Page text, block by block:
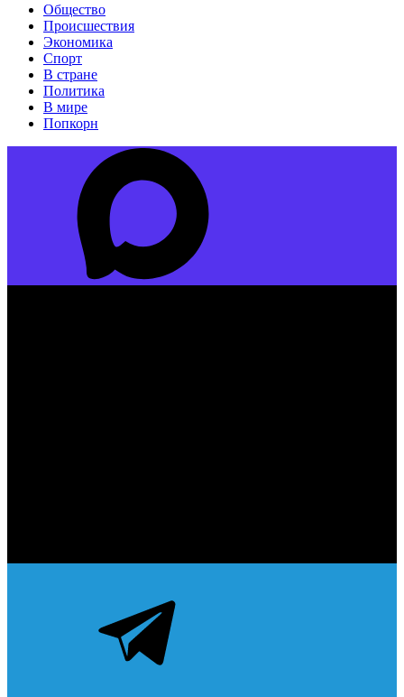
Общество
Происшествия
Экономика
Спорт
В стране
Политика
В мире
Попкорн